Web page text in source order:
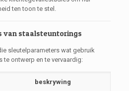
ten toon te stel.
van staalsteuntorings
sleutelparameters wat gebruik
ontwerp en te vervaardig:
beskrywing